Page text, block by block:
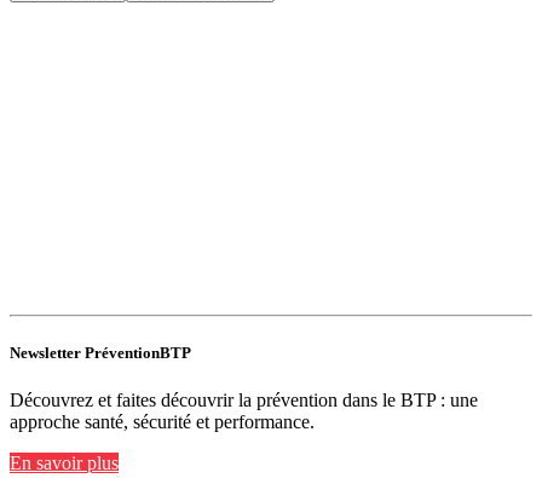
Newsletter PréventionBTP
Découvrez et faites découvrir la prévention dans le BTP : une
approche santé, sécurité et performance.
En savoir plus